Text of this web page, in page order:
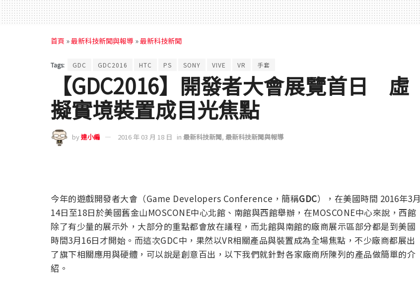
首頁 »最新科技新聞與報導 »最新科技新聞
Tags: GDC GDC2016 HTC PS SONY VIVE VR 手套
【GDC2016】開發者大會展覽首日 虛
擬實境裝置成目光焦點
by達小編 2016 年 03 月 18 日 in 最新科技新聞, 最新科技新聞與報導
今年的遊戲開發者大會（Game Developers Conference，簡稱GDC），在美國時間 2016年3月
14日至18日於美國舊金山MOSCONE中心北館、南館與西館舉辦，在MOSCONE中心來說，西館
除了有少量的展示外，大部分的重點都會放在議程，而北館與南館的廠商展示區部分都是到美國
時間3月16日才開始。而這次GDC中，果然以VR相關產品與裝置成為全場焦點，不少廠商都展出
了旗下相關應用與硬體，可以說是創意百出，以下我們就針對各家廠商所陳列的產品做簡單的介
紹。